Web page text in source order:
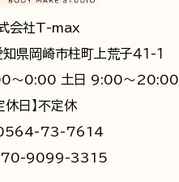
会社T-max
岡崎市柱町上荒子４１-１
～0:00 土日 9:00～20:00
休日】不定休
0564-73-7614
9099-3315